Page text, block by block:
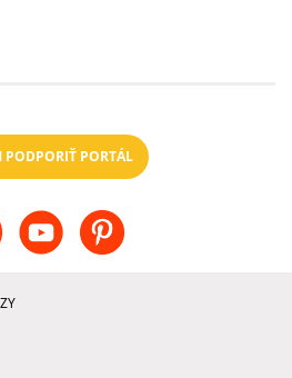
PODPORIŤ PORTÁL